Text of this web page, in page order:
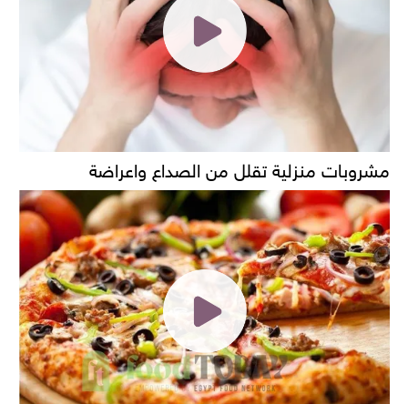
مشروبات منزلية تقلل من الصداع واعراضة